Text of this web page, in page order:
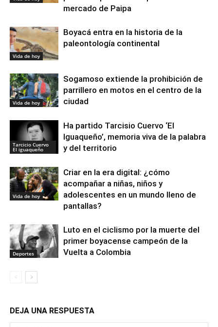
mercado de Paipa
Vida de hoy
Boyacá entra en la historia de la
paleontología continental
Vida de hoy
Sogamoso extiende la prohibición de
parrillero en motos en el centro de la
ciudad
Tarcicio Cuervo
El iguaqueño
Ha partido Tarcisio Cuervo ‘El
Iguaqueño’, memoria viva de la palabra
y del territorio
Vida de hoy
Criar en la era digital: ¿cómo
acompañar a niñas, niños y
adolescentes en un mundo lleno de
pantallas?
Deportes
Luto en el ciclismo por la muerte del
primer boyacense campeón de la
Vuelta a Colombia
DEJA UNA RESPUESTA